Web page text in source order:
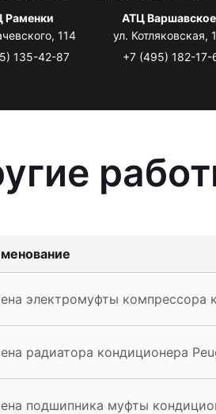
Раменки
114
135-42-87
АТЦ
ул. Котляковская,
+7 (495) 182-17-
электромуфты компрессора
радиатора кондиционера
подшипника муфты